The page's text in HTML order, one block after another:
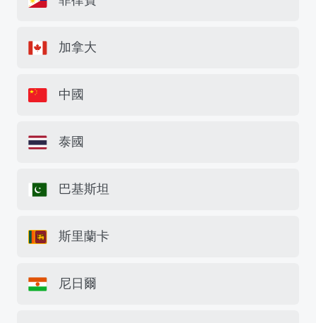
加拿大
中國
泰國
巴基斯坦
斯里蘭卡
尼日爾